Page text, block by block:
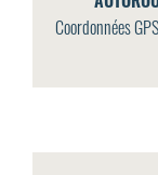
Coordonnées